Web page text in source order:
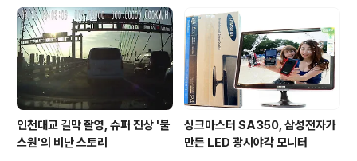
행위를 했으며 문제가 된 다섯 곳을 즉시 영업 정지했다고
밝혔다. 이어 추가로 적발되는 가맹점에 대해 강경 대응 방
침을 알렸다. 하지만 재발 방지 대책에 대해서는 일..
인천대교 길막 촬영, 슈퍼 진상 '불
스원'의 비난 스토리
싱크마스터 SA350, 삼성전자가
만든 LED 광시야각 모니터